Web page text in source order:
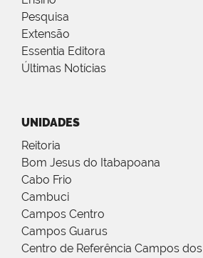
Pesquisa
Extensão
Essentia Editora
Últimas Notícias
UNIDADES
Reitoria
Bom Jesus do Itabapoana
Cabo Frio
Cambuci
Campos Centro
Campos Guarus
Centro de Referência Campos dos